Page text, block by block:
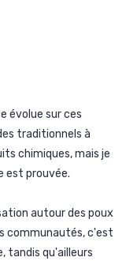
évolue sur ces
traditionnels à
chimiques, mais je
est prouvée.
autour des poux
communautés, c'est
tandis qu'ailleurs